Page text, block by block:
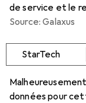
de service et le
Source: Galaxus
StarTech
données pour